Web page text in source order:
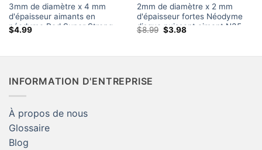
3mm de diamètre x 4 mm
d'épaisseur aimants en
néodyme Rod Super Strong
N35 Cylinder Rare Terre
l'artisanat du Canada
$4.99
2mm de diamètre x 2 mm
d'épaisseur fortes Néodyme
disque puissant aimant N35
Mini petit rond aimants en
pour réfrigérateur Amazon à
$8.99 Le
prix
$3.98Le
INFORMATION D'ENTREPRISE
À propos de nous
Glossaire
Blog